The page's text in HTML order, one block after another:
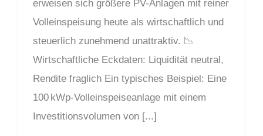
erweisen sich größere PV-Anlagen mit reiner
Volleinspeisung heute als wirtschaftlich und
steuerlich zunehmend unattraktiv. 📉
Wirtschaftliche Eckdaten: Liquidität neutral,
Rendite fraglich Ein typisches Beispiel: Eine
100 kWp-Volleinspeiseanlage mit einem
Investitionsvolumen von [...]